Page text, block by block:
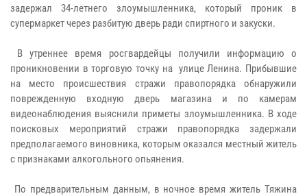
задержал 34-летнего злоумышленника, который проник в
супермаркет через разбитую дверь ради спиртного и закуски.
В утреннее время росгвардейцы получили информацию о
проникновении в торговую точку на улице Ленина. Прибывшие
на место происшествия стражи правопорядка обнаружили
поврежденную входную дверь магазина и по камерам
видеонаблюдения выяснили приметы злоумышленника. В ходе
поисковых мероприятий стражи правопорядка задержали
предполагаемого виновника, которым оказался местный житель
с признаками алкогольного опьянения.
По предварительным данным, в ночное время житель Тяжина